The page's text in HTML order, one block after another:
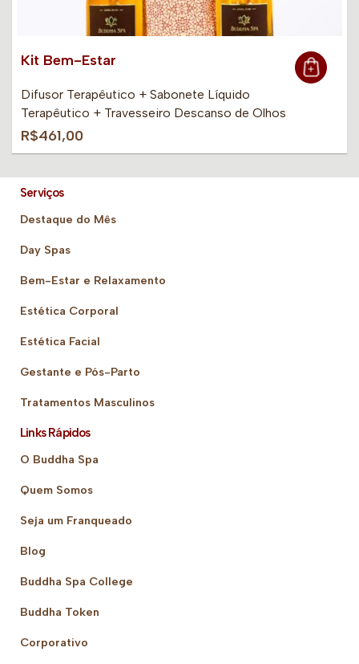
Kit Bem-Estar
Difusor Terapêutico + Sabonete Líquido
Terapêutico + Travesseiro Descanso de Olhos
R$461,00
Serviços
Destaque do Mês
Day Spas
Bem-Estar e Relaxamento
Estética Corporal
Estética Facial
Gestante e Pós-Parto
Tratamentos Masculinos
Links Rápidos
O Buddha Spa
Quem Somos
Seja um Franqueado
Blog
Buddha Spa College
Buddha Token
Corporativo